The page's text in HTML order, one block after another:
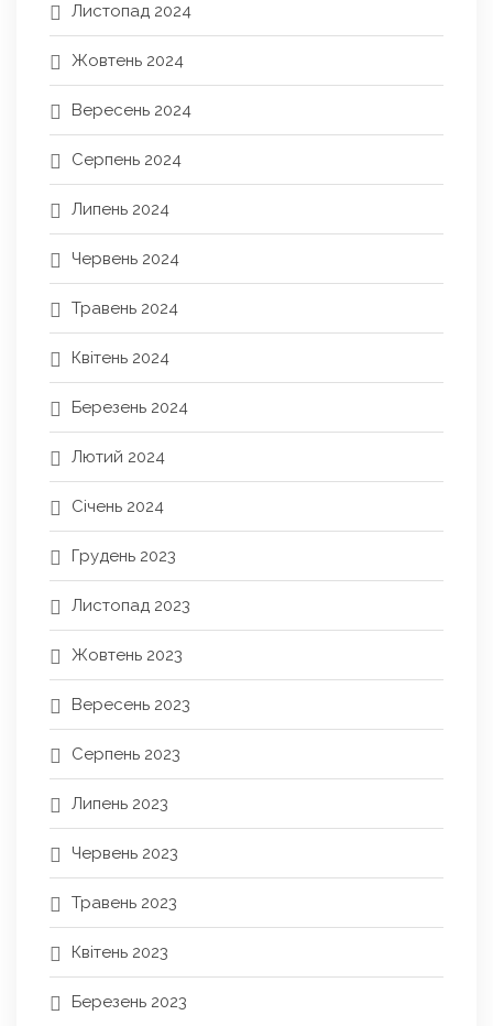
Листопад 2024
Жовтень 2024
Вересень 2024
Серпень 2024
Липень 2024
Червень 2024
Травень 2024
Квітень 2024
Березень 2024
Лютий 2024
Січень 2024
Грудень 2023
Листопад 2023
Жовтень 2023
Вересень 2023
Серпень 2023
Липень 2023
Червень 2023
Травень 2023
Квітень 2023
Березень 2023